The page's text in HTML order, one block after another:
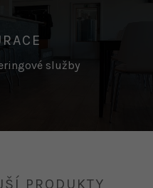
služby
PRODUKTY